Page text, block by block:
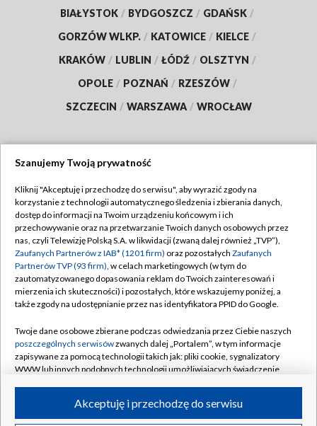
BIAŁYSTOK / BYDGOSZCZ / GDAŃSK /
GORZÓW WLKP. / KATOWICE / KIELCE /
KRAKÓW / LUBLIN / ŁÓDŹ / OLSZTYN /
OPOLE / POZNAŃ / RZESZÓW /
SZCZECIN / WARSZAWA / WROCŁAW
TVP
Abonament TVP
Emisja w TVP
Centrum informacji TVP
Naziemna Telewizja Cyfrowa
Rada Programowa
System NOS
Informacje o nadawcy
Program dla prasy
Regulamin TVP
Polityka prywatności
Moje zgody
Pomoc
Kontakt
Kanały
Szanujemy Twoją prywatność
Kliknij "Akceptuję i przechodzę do serwisu", aby wyrazić zgody na
korzystanie z technologii automatycznego śledzenia i zbierania danych,
dostęp do informacji na Twoim urządzeniu końcowym i ich
przechowywanie oraz na przetwarzanie Twoich danych osobowych przez
nas, czyli Telewizję Polską S.A. w likwidacji (zwaną dalej również „TVP”),
Zaufanych Partnerów z IAB* (1201 firm) oraz pozostałych Zaufanych
Partnerów TVP (93 firm), w celach marketingowych (w tym do
zautomatyzowanego dopasowania reklam do Twoich zainteresowań i
mierzenia ich skuteczności) i pozostałych, które wskazujemy poniżej, a
także zgody na udostępnianie przez nas identyfikatora PPID do Google.
Twoje dane osobowe zbierane podczas odwiedzania przez Ciebie naszych
poszczególnych serwisówzwanych dalej „Portalem”, w tym informacje
zapisywane za pomocą technologii takich jak: pliki cookie, sygnalizatory
WWW lub innych podobnych technologii umożliwiających świadczenie
ruchu w Internecie.Akceptuję i przechodzę do serwisu